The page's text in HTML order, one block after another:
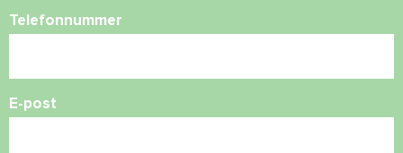
Telefonnummer
E-post